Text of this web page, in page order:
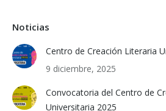
Noticias
Centro de Creación Literaria
9 diciembre, 2025
Convocatoria del Centro de
Universitaria 2025